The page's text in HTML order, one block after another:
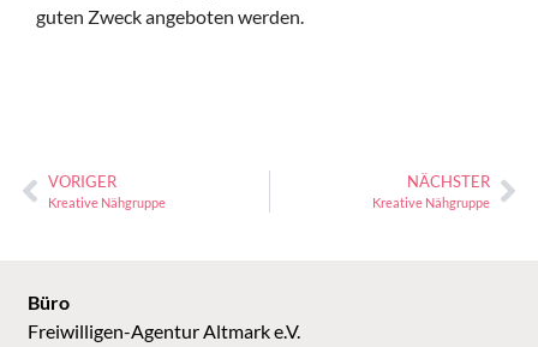
guten Zweck angeboten werden.
VORIGER
Kreative Nähgruppe
NÄCHSTER
Kreative Nähgruppe
Büro
Freiwilligen-Agentur Altmark e.V.